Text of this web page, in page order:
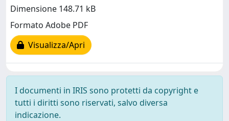
Dimensione 148.71 kB
Formato Adobe PDF
Visualizza/Apri
I documenti in IRIS sono protetti da copyright e
tutti i diritti sono riservati, salvo diversa
indicazione.